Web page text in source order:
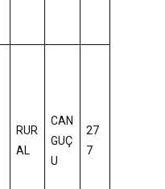
RUR
AL
CAN
GUÇ
U
27
7